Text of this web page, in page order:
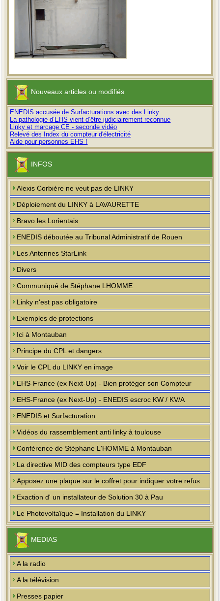
Nouveaux articles ou modifiés
ENEDIS accusée de Surfacturations avec des Linky
La pathologie d’EHS vient d’être judiciairement reconnue
Linky et marcage CE - seconde vidéo
Relevé des Index du compteur d'électricité
Aide pour personnes EHS !
INFOS
Alexis Corbière ne veut pas de LINKY
Déploiement du LINKY à LAVAURETTE
Bravo les Lorientais
ENEDIS déboutée au Tribunal Administratif de Rouen
Les Antennes StarLink
Divers
Communiqué de Stéphane LHOMME
Linky n'est pas obligatoire
Exemples de protections
Ici à Montauban
Principe du CPL et dangers
Voir le CPL du LINKY en image
EHS-France (ex Next-Up) - Bien protéger son Compteur
EHS-France (ex Next-Up) - ENEDIS escroc KW / KV/A
ENEDIS et Surfacturation
Vidéos du rassemblement anti linky à toulouse
Conférence de Stéphane L'HOMME à Montauban
La directive MID des compteurs type EDF
Apposez une plaque sur le coffret pour indiquer votre refus
Exaction d' un installateur de Solution 30 à Pau
Le Photovoltaïque = Installation du LINKY
MEDIAS
A la radio
A la télévision
Presses papier